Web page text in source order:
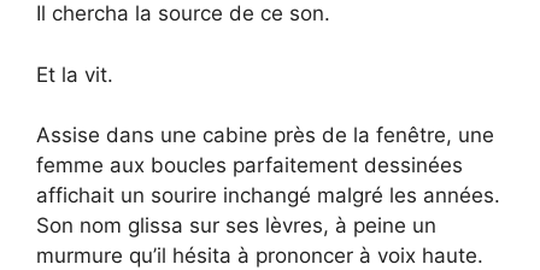
Il chercha la source de ce son.
Et la vit.
Assise dans une cabine près de la fenêtre, une
femme aux boucles parfaitement dessinées
affichait un sourire inchangé malgré les années.
Son nom glissa sur ses lèvres, à peine un
murmure qu’il hésita à prononcer à voix haute.